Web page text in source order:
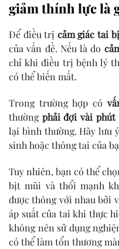
giảm thính lực là
Để điều trị cảm giác tai
của vấn đề. Nếu là do
chỉ khi điều trị bệnh lý
có thể biến mất.
Trong trường hợp có
thường phải đợi vài phút
lại bình thường. Hãy lưu
sinh hoặc thông tai của
Tuy nhiên, bạn có thể
bịt mũi và thổi mạnh
được thông với nhau bởi
áp suất của tai khi thực
không nên sử dụng
có thể làm tổn thương